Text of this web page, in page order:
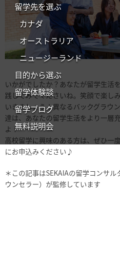
留学先を選ぶ
カナダ
オーストラリア
ニュージーランド
目的から選ぶ
留学体験談
留学ブログ
無料説明会
いかがでしたか？あなたが留学生活
践してみてくださいね。笑顔で楽し
いきましょう！異なるバックグラウ
達は、あなたの留学生活をより一層
よ！
高校留学に興味のある方は、ぜひ一
にお申込みください♪
＊この記事はSEKAIAの留学コンサ
ウンセラー）が監修しています